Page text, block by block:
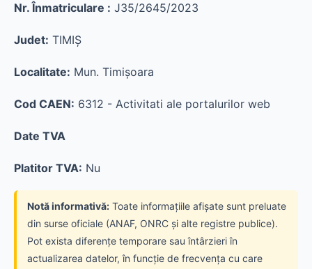
Nr. Înmatriculare : J35/2645/2023
Judet: TIMIŞ
Localitate: Mun. Timişoara
Cod CAEN: 6312 - Activitati ale portalurilor web
Date TVA
Platitor TVA: Nu
Notă informativă: Toate informațiile afișate sunt preluate
din surse oficiale (ANAF, ONRC și alte registre publice).
Pot exista diferențe temporare sau întârzieri în
actualizarea datelor, în funcție de frecvența cu care